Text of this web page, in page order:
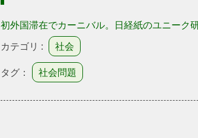
初外国滞在でカーニバル。日経紙のユニーク
カテゴリ : 社会
タグ： 社会問題